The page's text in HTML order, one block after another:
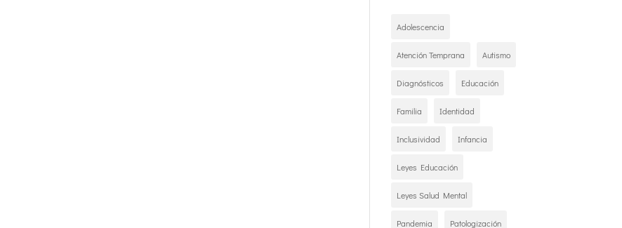
Adolescencia
Atención Temprana Autismo
Diagnósticos Educación
Familia Identidad
Inclusividad Infancia
Leyes Educación
Leyes Salud Mental
Pandemia Patologización